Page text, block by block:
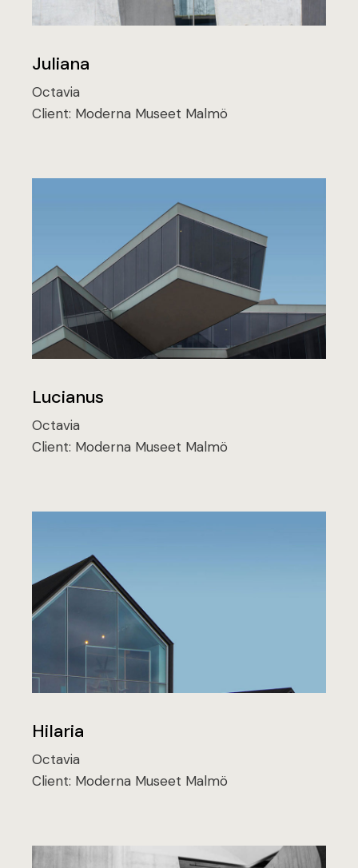
Juliana
Octavia
Client: Moderna Museet Malmö
Lucianus
Octavia
Client: Moderna Museet Malmö
Hilaria
Octavia
Client: Moderna Museet Malmö